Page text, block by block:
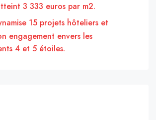
3 333 euros par m2.
15 projets hôteliers et
engagement envers les
4 et 5 étoiles.